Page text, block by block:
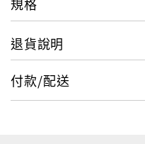
規格
退貨說明
付款/配送